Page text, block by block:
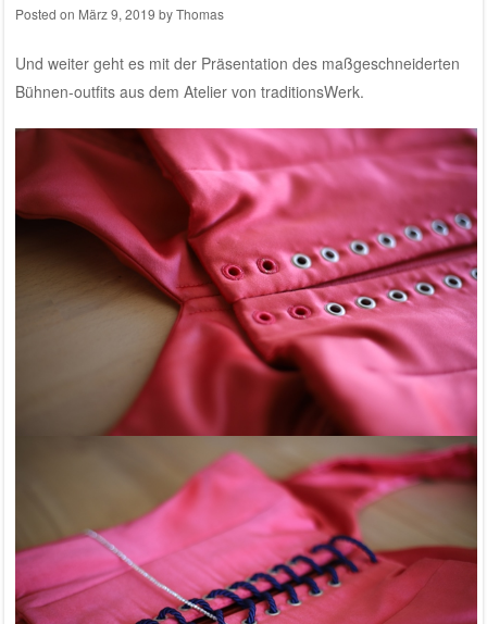
Posted on März 9, 2019 byThomas
Und weiter geht es mit der Präsentation des maßgeschneiderten
Bühnen-outfits aus dem Atelier von traditionsWerk.